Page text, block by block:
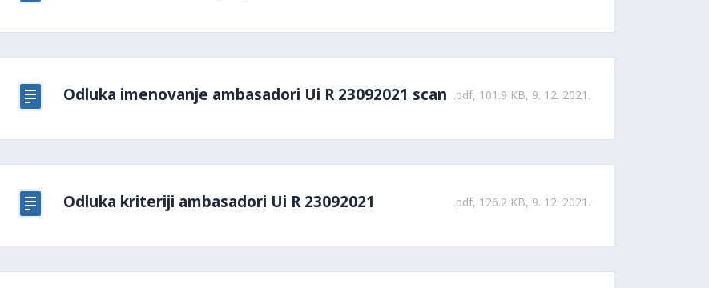
Odluka imenovanje ambasadori Ui R 23092021 scan .pdf, 101.9 KB, 9. 12. 2021.
Odluka kriteriji ambasadori Ui R 23092021 .pdf, 126.2 KB, 9. 12. 2021.